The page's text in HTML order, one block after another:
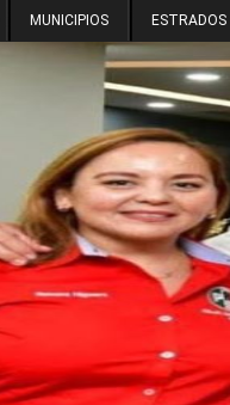
MUNICIPIOS ESTRADOS